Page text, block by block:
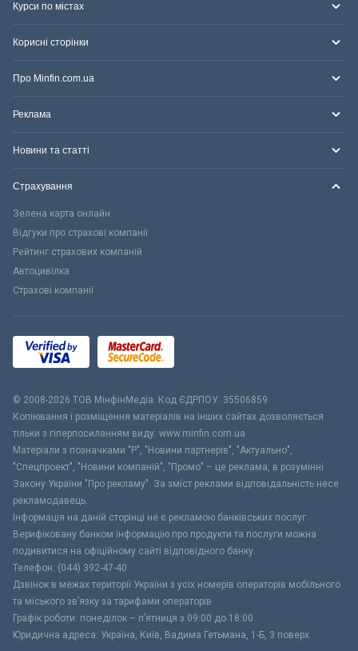
Курси по містах
Корисні сторінки
Про Minfin.com.ua
Реклама
Новини та статті
Страхування
Зелена карта онлайн
Відгуки про страхові компанії
Рейтинг страхових компаній
Автоцивілка
Страхові компанії
© 2008-2026 ТОВ МiнфiнМедiа. Код ЄДРПОУ: 35506859
Копіювання і розміщення матеріалів на інших сайтах дозволяється
тільки з гіперпосиланням виду: www.minfin.com.ua
Матеріали з позначками "Р", "Новини партнерів", "Актуально",
"Спецпроект", "Новини компаній", "Промо" – це реклама, в розумінні
Закону України "Про рекламу". За зміст реклами відповідальність несе
рекламодавець.
Інформація на даній сторінці не є рекламою банківських послуг.
Верифіковану банком інформацію про продукти та послуги можна
подивитися на офіційному сайті відповідного банку.
Телефон: (044) 392-47-40
Дзвінок в межах території України з усіх номерів операторів мобільного
та міського зв’язку за тарифами операторів
Графік роботи: понеділок – п’ятниця з 09:00 до 18:00
Юридична адреса: Україна, Київ, Вадима Гетьмана, 1-Б, 3 поверх